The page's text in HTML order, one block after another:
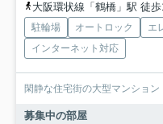
大阪環状線「鶴橋」駅 徒
駐輪場 オートロック エ
インターネット対応
閑静な住宅街の大型マンショ
募集中の部屋